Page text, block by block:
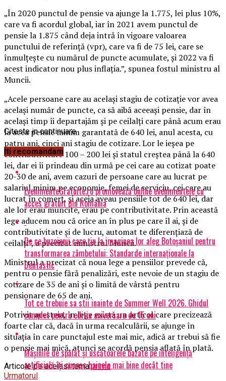
„În 2020 punctul de pensie va ajunge la 1.775, lei plus 10%,
care va fi acordul global, iar în 2021 avem punctul de
pensie la 1.875 când deja intră în vigoare valoarea
punctului de referinţă (vpr), care va fi de 75 lei, care se
înmulţeşte cu numărul de puncte acumulate, şi 2022 va fi
acest indicator nou plus inflaţia.”, spunea fostul ministru al
Muncii.
„Acele persoane care au acelaşi stagiu de cotizaţie vor avea
acelaşi număr de puncte, ca să aibă aceeaşi pensie, dar în
acelaşi timp îi departajăm şi pe ceilalţi care până acum erau
la acea pensie minim garantată de 640 lei, anul acesta, cu
patru ani, cinci ani stagiu de cotizare. Lor le ieşea pe
contributivitate 100 – 200 lei şi statul creştea până la 640
lei, dar ei îi prindeau din urmă pe cei care au cotizat poate
20-30 de ani, avem cazuri de persoane care au lucrat pe
salariul minim pe economie, femei de serviciu, cei care au
lucrat în comerţ, şi aceia aveau pensiile tot de 640 lei, dar
ale lor erau muncite, erau pe contributivitate. Prin această
lege aducem nou că orice an în plus pe care îl ai, şi de
contributivitate şi de lucru, automat te diferenţiază de
ceilalţi”, a precizat ministrul Muncii.
Ministrul a precizat că noua lege a pensiilor prevede că,
pentru o pensie fără penalizări, este nevoie de un stagiu de
cotizare de 35 de ani şi o limită de vârstă pentru
pensionare de 65 de ani.
Potrivit acesteia, în lege există un articol care precizează
foarte clar că, dacă în urma recalculării, se ajunge în
situaţia în care punctajul este mai mic, adică ar trebui să fie
o pensie mai mică, atunci se acordă pensia aflată în plată.
Articole pe aceiasi tema:prima
Urmatorul
Citeste in continuare
Iti recomandam
EvenimenteGratuite.ro promovează online evenimentele cu
acces gratuit din România
De ce buzoienii care țin la imaginea lor aleg Botoșaniul pentru
transformarea zâmbetului: Standarde internaționale la
Dentastic
Tot ce trebuie sa stii inainte de Summer Well 2026. Ghidul
complet pentru editia aniversara de 15 ani
Mașinile de spălat și uscătoarele bazate pe inteligență
artificială îți cunosc hainele mai bine decât tine